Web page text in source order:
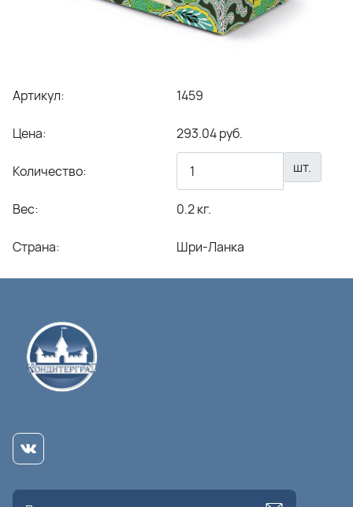
Артикул: 1459
Цена: 293.04 руб.
Количество: шт.
Вес: 0.2 кг.
Страна: Шри-Ланка